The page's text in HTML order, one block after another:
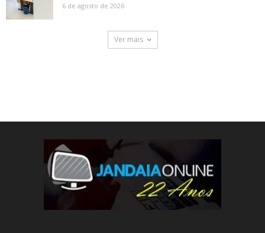
6 de agosto de 2026
Ver mais